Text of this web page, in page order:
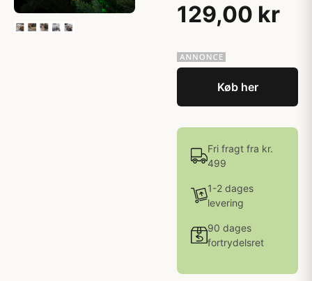
129,00 kr
Køb her
Fri fragt fra kr.
499
1-2 dages
levering
90 dages
fortrydelsret